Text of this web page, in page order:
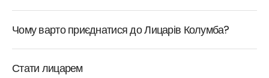
Чому варто приєднатися до Лицарів Колумба?
Стати лицарем